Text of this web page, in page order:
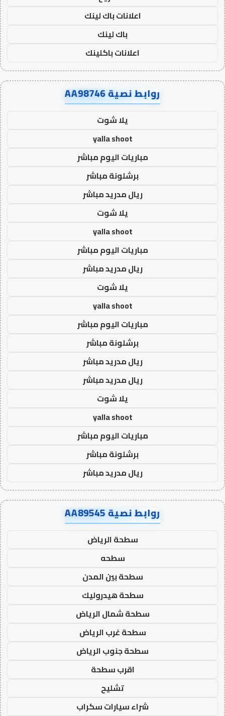
اعلانات باك لينك
باك لينك
اعلانات باكلينك
روابط نصية AA98746
يلا شوت
yalla shoot
مباريات اليوم مباشر
برشلونة مباشر
ريال مدريد مباشر
يلا شوت
yalla shoot
مباريات اليوم مباشر
ريال مدريد مباشر
يلا شوت
yalla shoot
مباريات اليوم مباشر
برشلونة مباشر
ريال مدريد مباشر
ريال مدريد مباشر
يلا شوت
yalla shoot
مباريات اليوم مباشر
برشلونة مباشر
ريال مدريد مباشر
روابط نصية AA89545
سطحة الرياض
سطحه
سطحة بين المدن
سطحة هيدروليك
سطحة شمال الرياض
سطحة غرب الرياض
سطحة جنوب الرياض
اقرب سطحة
تشليح
شراء سيارات سكراب